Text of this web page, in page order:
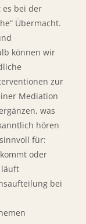
es bei der
Übermacht.
können wir
zur
Mediation
was
hören
für:
oder
läuft
bei